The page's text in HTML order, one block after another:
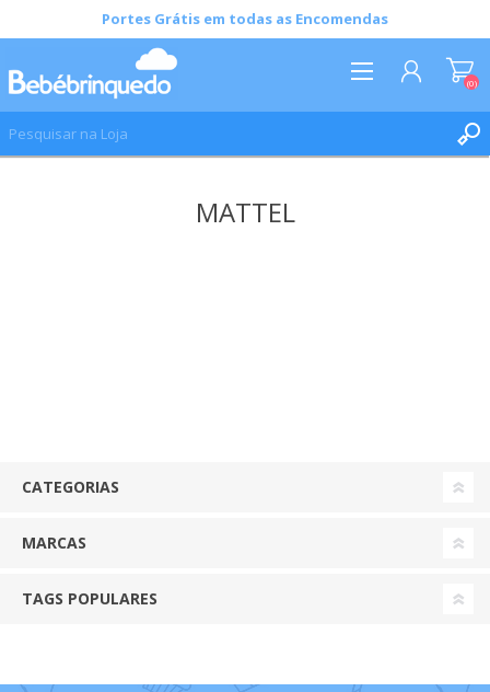
Portes Grátis em todas as Encomendas
(0)
MATTEL
CATEGORIAS
MARCAS
TAGS POPULARES